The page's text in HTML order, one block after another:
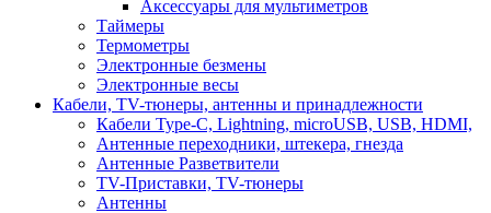
Аксессуары для мультиметров
Таймеры
Термометры
Электронные безмены
Электронные весы
Кабели, TV-тюнеры, антенны и принадлежности
Кабели Type-C, Lightning, microUSB, USB, HDMI,
Антенные переходники, штекера, гнезда
Антенные Разветвители
TV-Приставки, TV-тюнеры
Антенны